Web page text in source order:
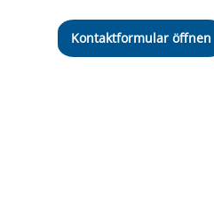
Kontaktformular öffnen